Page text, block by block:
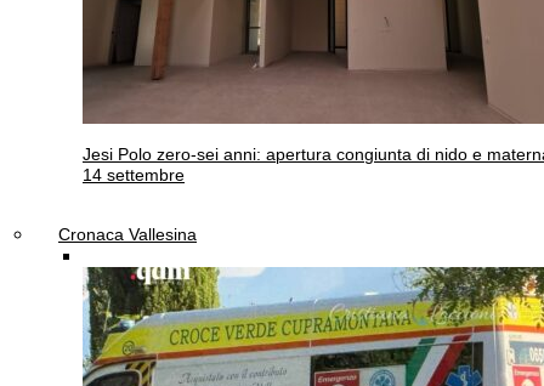
Jesi Polo zero-sei anni: apertura congiunta di nido e
14 settembre
Cronaca Vallesina